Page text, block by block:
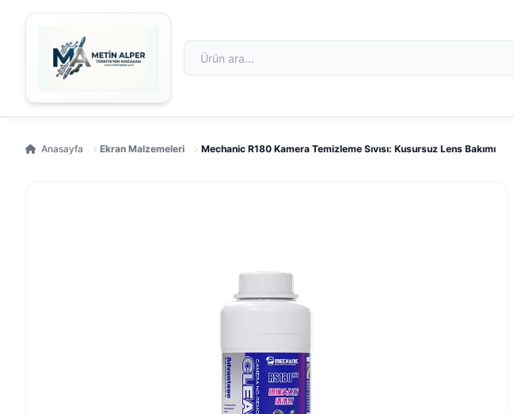
Anasayfa Ekran Malzemeleri Mechanic R180 Kamera Temizleme Sıvısı: Kusursuz Lens Bakımı